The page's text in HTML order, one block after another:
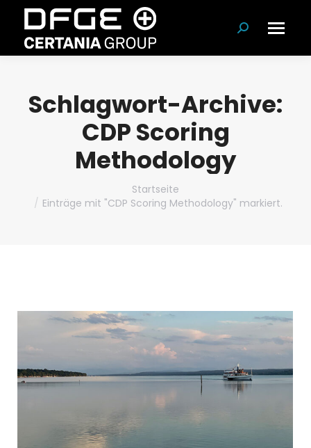
Suchen:
Schlagwort-Archive:
CDP Scoring
Methodology
Startseite
Einträge mit "CDP Scoring Methodology" markiert.